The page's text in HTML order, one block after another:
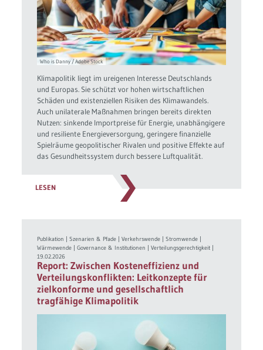
Who is Danny / Adobe Stock
Klimapolitik liegt im ureigenen Interesse Deutschlands
und Europas. Sie schützt vor hohen wirtschaftlichen
Schäden und existenziellen Risiken des Klimawandels.
Auch unilaterale Maßnahmen bringen bereits direkten
Nutzen: sinkende Importpreise für Energie, unabhängigere
und resiliente Energieversorgung, geringere finanzielle
Spielräume geopolitischer Rivalen und positive Effekte auf
das Gesundheitssystem durch bessere Luftqualität.
LESEN
Publikation |Szenarien & Pfade |Verkehrswende |Stromwende |
Wärmewende |Governance & Institutionen |Verteilungsgerechtigkeit |
19.02.2026
Report: Zwischen Kosteneffizienz und
Verteilungskonflikten: Leitkonzepte für
zielkonforme und gesellschaftlich
tragfähige Klimapolitik